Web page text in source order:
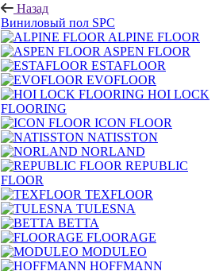
Назад
Виниловый пол SPC
ALPINE FLOOR
ASPEN FLOOR
ESTAFLOOR
EVOFLOOR
HOI LOCK
FLOORING
ICON FLOOR
NATISSTON
NORLAND
REPUBLIC
FLOOR
TEXFLOOR
TULESNA
BETTA
FLOORAGE
MODULEO
HOFFMANN